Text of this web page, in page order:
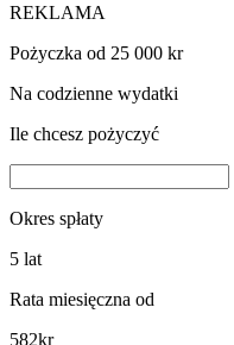
REKLAMA
Pożyczka od 25 000 kr
Na codzienne wydatki
Ile chcesz pożyczyć
Okres spłaty
5 lat
Rata miesięczna od
582kr